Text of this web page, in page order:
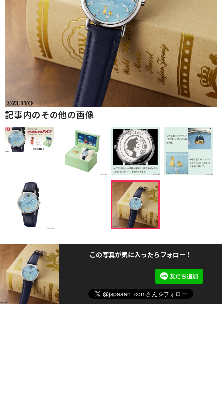
記事内のその他の画像
この写真が気に入ったらフォロー！